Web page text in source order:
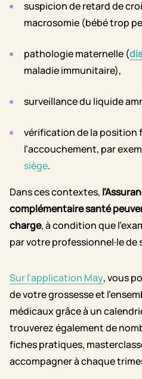
suspicion de retard de
macrosomie (bébé trop
pathologie maternelle (
maladie immunitaire),
surveillance du liquide
vérification de la position
l’accouchement, par
siège.
Dans ces contextes,
complémentaire santé
charge, à condition que
par votre professionnel·le de
Sur l’application May, vous
de votre grossesse et
médicaux grâce à un
trouverez également de
fiches pratiques,
accompagner à chaque